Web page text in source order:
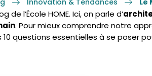
Innovation & Tendances Le
de l’École HOME. Ici, on parle d’
. Pour mieux comprendre notre
10 questions essentielles à se poser